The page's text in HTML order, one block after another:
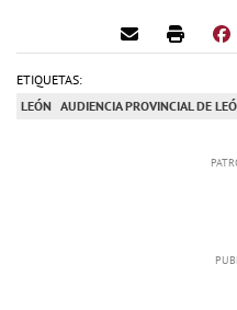
ETIQUETAS:
LEÓN AUDIENCIA PROVINCIAL DE